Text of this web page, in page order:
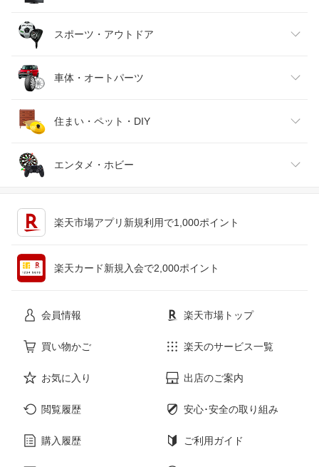
バッグ・小物・ブランド雑貨
靴
腕時計
ジュエリー・アクセサリー
ワイン
日本酒・焼酎
おもちゃ
家電
TV・オーディオ・カメラ
スマートフォン・タブレット
パソコン・周辺機器
スポーツ・アウトドア
スポーツ・アウトドア
ゴルフ
車体・オートパーツ
車用品・バイク用品
車・バイク
住まい・ペット・DIY
インテリア・寝具・収納
エンタメ・ホビー
本・雑誌・コミック
楽天市場アプリ新規利用で1,000ポイント
楽天カード新規入会で2,000ポイント
会員情報 楽天市場トップ
買い物かご 楽天のサービス一覧
お気に入り 出店のご案内
閲覧履歴 安心･安全の取り組み
購入履歴 ご利用ガイド